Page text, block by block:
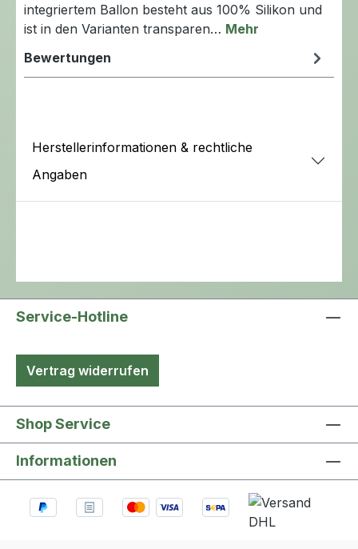
integriertem Ballon besteht aus 100% Silikon und
ist in den Varianten transparen… Mehr
Bewertungen
Herstellerinformationen & rechtliche
Angaben
Service-Hotline
Vertrag widerrufen
Shop Service
Informationen